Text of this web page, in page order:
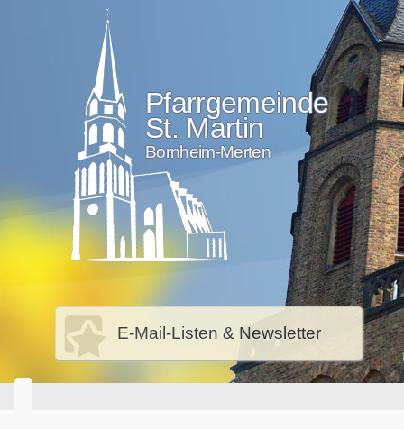
Pfarrgemeinde
St. Martin
Bornheim-Merten
E-Mail-Listen & Newsletter